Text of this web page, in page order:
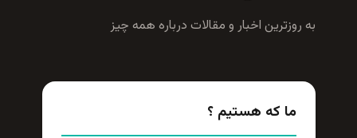
به روزترين اخبار و مقالات درباره همه چيز
ما که هستیم ؟